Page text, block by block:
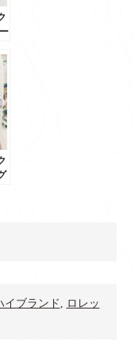
イブランド
ロレッ